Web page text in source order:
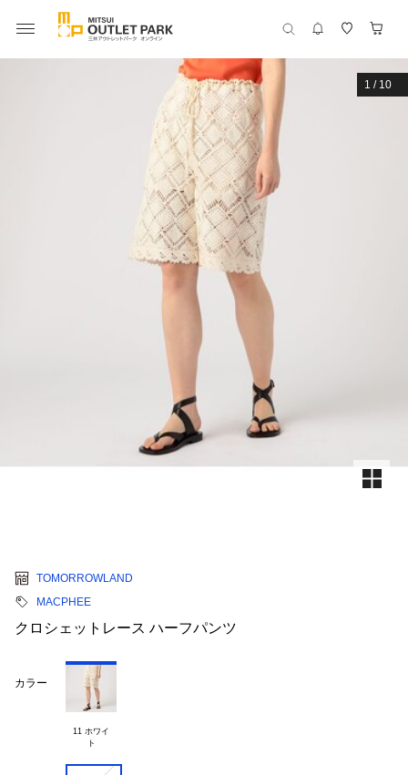
1 / 10
TOMORROWLAND
MACPHEE
クロシェットレース ハーフパンツ
カラー
11 ホワイ